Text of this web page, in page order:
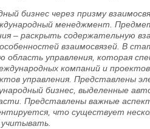
бизнес через призму
менеджмент.
– раскрыть содержательную
взаимосвязей. В
управления, которая
компаний и
управления. Представлены
бизнес, выделенные
Представлены важные
что существует
учитывать.